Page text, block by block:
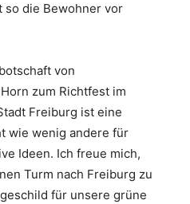
so die Bewohner vor
von
zum Richtfest im
Freiburg ist eine
wie wenig andere für
Ideen. Ich freue mich,
Turm nach Freiburg zu
für unsere grüne